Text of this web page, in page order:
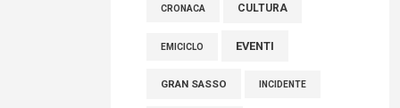
CRONACA CULTURA
EMICICLO EVENTI
GRAN SASSO INCIDENTE